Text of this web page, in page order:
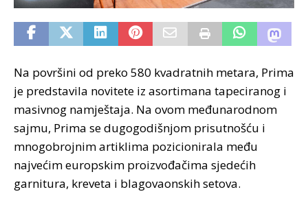
Na površini od preko 580 kvadratnih metara, Prima
je predstavila novitete iz asortimana tapeciranog i
masivnog namještaja. Na ovom međunarodnom
sajmu, Prima se dugogodišnjom prisutnošću i
mnogobrojnim artiklima pozicionirala među
najvećim europskim proizvođačima sjedećih
garnitura, kreveta i blagovaonskih setova.